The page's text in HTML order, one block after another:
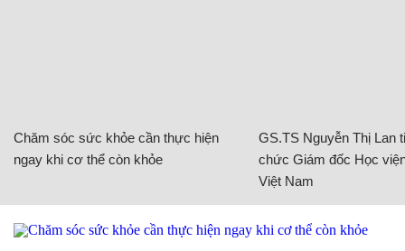
Chăm sóc sức khỏe cần thực hiện
ngay khi cơ thể còn khỏe
GS.TS Nguyễn Thị Lan
chức Giám đốc Học
Việt Nam